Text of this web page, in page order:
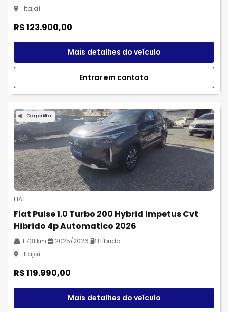
Itajaí
R$ 123.900,00
Mais detalhes do veículo
Entrar em contato
Compartilhar
FIAT
Fiat Pulse 1.0 Turbo 200 Hybrid Impetus Cvt
Hibrido 4p Automatico 2026
1.731 km 2025/2026
Híbrido
Itajaí
R$ 119.990,00
Mais detalhes do veículo